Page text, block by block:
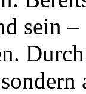
sein